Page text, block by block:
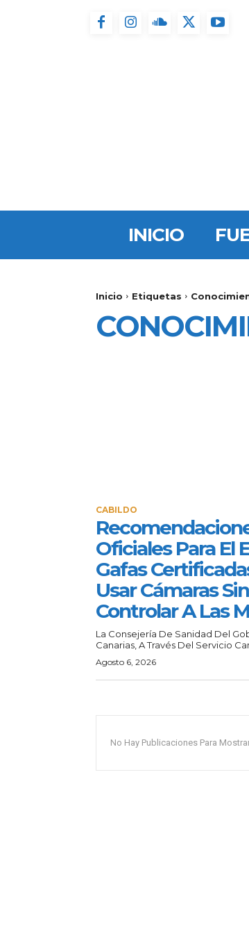
INICIO
Inicio Etiquetas
CABILDO
Oficiales Para El
Gafas
Usar Cámaras
Controlar A Las
La Consejería De Sanidad Del
Canarias, A Través Del Servicio
Agosto 6, 2026
No Hay Publicaciones Para